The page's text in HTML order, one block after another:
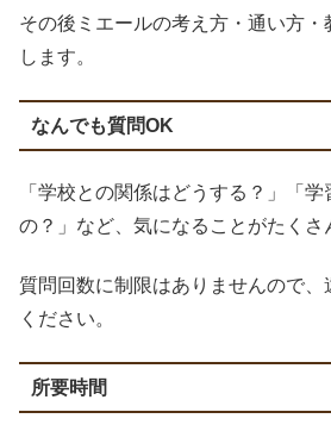
その後ミエールの考え方・通い方・
します。
なんでも質問OK
「学校との関係はどうする？」「
の？」など、気になることがたくさ
質問回数に制限はありませんので、
ください。
所要時間